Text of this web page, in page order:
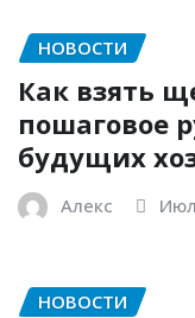
НОВОСТИ
Как взять
пошаговое
будущих
Алекс
НОВОСТИ